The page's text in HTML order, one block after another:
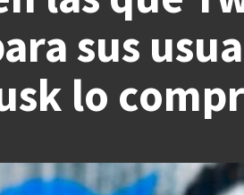
sus
lo